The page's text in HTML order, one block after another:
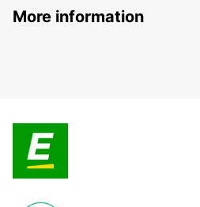
More information